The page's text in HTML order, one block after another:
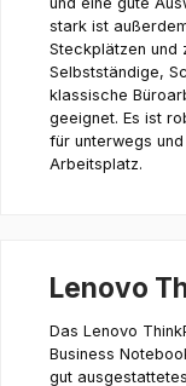
stark ist
Steckplätzen und
Selbstständige,
klassische
geeignet. Es ist
für unterwegs
Arbeitsplatz.
Lenovo
Das Lenovo
Business
gut